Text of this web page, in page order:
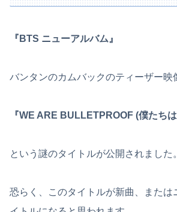
『BTS ニューアルバム』
バンタンのカムバックのティーザー映
『WE ARE BULLETPROOF (僕たちは
という謎のタイトルが公開されました。
恐らく、このタイトルが新曲、または